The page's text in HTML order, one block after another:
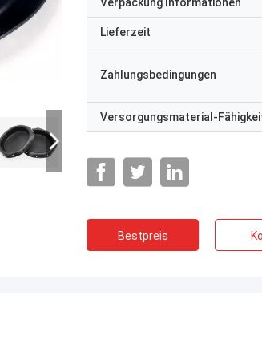
Lieferzeit
Zahlungsbedingungen
Versorgungsmaterial-
Bestpreis